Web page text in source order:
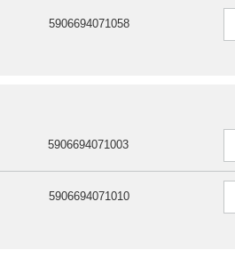
5906694071058
5906694071003
5906694071010